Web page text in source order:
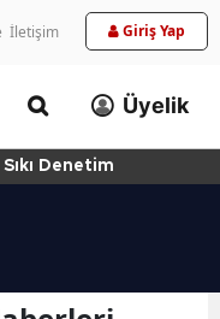
İletişim Giriş Yap
Üyelik
Denetim